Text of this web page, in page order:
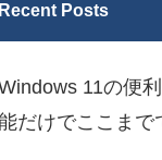
Recent Posts
11の便
だけでここまで